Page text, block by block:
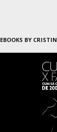
EBOOKS BY